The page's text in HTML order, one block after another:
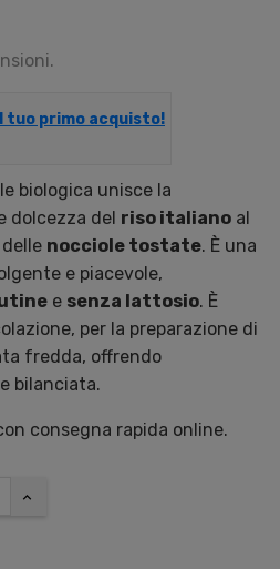
tuo primo acquisto!
biologica unisce la
dolcezza del riso italiano al
nocciole tostate. È una
e piacevole,
e senza lattosio. È
per la preparazione di
fredda, offrendo
bilanciata.
consegna rapida online.